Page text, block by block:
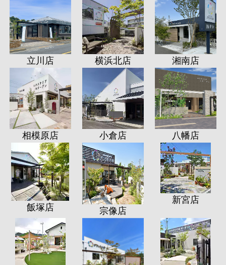
立川店 横浜北店 湘南店
相模原店 小倉店 八幡店
飯塚店 宗像店
新宮店